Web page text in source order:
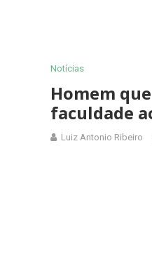
Notícias
Homem
faculdade
Luiz Antonio Ribeiro